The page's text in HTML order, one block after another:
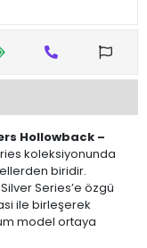
Hollowback –
koleksiyonunda
biridir.
Series’e özgü
ile birleşerek
model ortaya